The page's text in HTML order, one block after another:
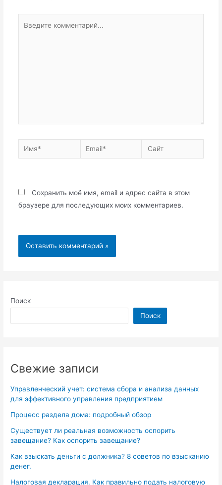
Поиск
Поиск
Свежие записи
Управленческий учет: система сбора и анализа данных
для эффективного управления предприятием
Процесс раздела дома: подробный обзор
Существует ли реальная возможность оспорить
завещание? Как оспорить завещание?
Как взыскать деньги с должника? 8 советов по взысканию
денег.
Налоговая декларация. Как правильно подать налоговую
Имя* Email* Сайт
Сохранить моё имя, email и адрес сайта в этом
браузере для последующих моих комментариев.